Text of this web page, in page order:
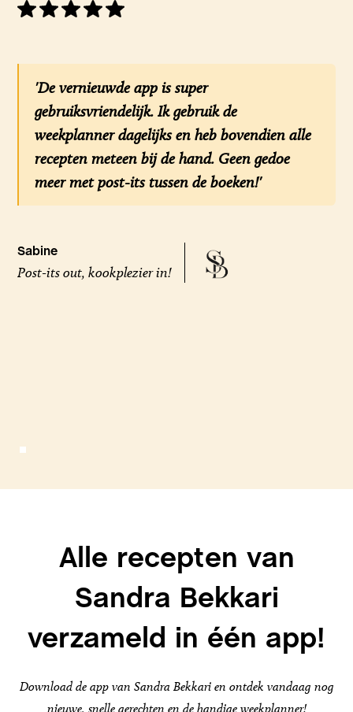
'De vernieuwde app is super
gebruiksvriendelijk. Ik gebruik de
weekplanner dagelijks en heb bovendien alle
recepten meteen bij de hand. Geen gedoe
meer met post-its tussen de boeken!'
Sabine
Post-its out, kookplezier in!
Alle recepten van
Sandra Bekkari
verzameld in één app!
Download de app van Sandra Bekkari en ontdek vandaag nog
nieuwe, snelle gerechten en de handige weekplanner!